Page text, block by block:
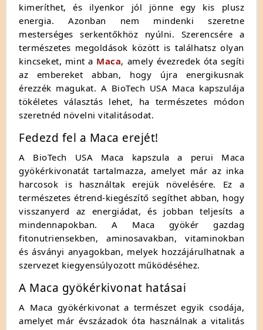
kimeríthet, és ilyenkor jól jönne egy kis plusz
energia. Azonban nem mindenki szeretne
mesterséges serkentőkhöz nyúlni. Szerencsére a
természetes megoldások között is találhatsz olyan
kincseket, mint a Maca, amely évezredek óta segíti
az embereket abban, hogy újra energikusnak
érezzék magukat. A BioTech USA Maca kapszulája
tökéletes választás lehet, ha természetes módon
szeretnéd növelni vitalitásodat.
Fedezd fel a Maca erejét!
A BioTech USA Maca kapszula a perui Maca
gyökérkivonatát tartalmazza, amelyet már az inka
harcosok is használtak erejük növelésére. Ez a
természetes étrend-kiegészítő segíthet abban, hogy
visszanyerd az energiádat, és jobban teljesíts a
mindennapokban. A Maca gyökér gazdag
fitonutriensekben, aminosavakban, vitaminokban
és ásványi anyagokban, melyek hozzájárulhatnak a
szervezet kiegyensúlyozott működéséhez.
A Maca gyökérkivonat hatásai
A Maca gyökérkivonat a természet egyik csodája,
amelyet már évszázadok óta használnak a vitalitás